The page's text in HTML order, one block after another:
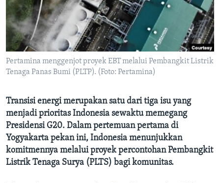
Pertamina menggenjot proyek EBT melalui Pembangkit Listrik
Tenaga Panas Bumi (PLTP). (Foto: Pertamina)
Transisi energi merupakan satu dari tiga isu yang
menjadi prioritas Indonesia sewaktu memegang
Presidensi G20. Dalam pertemuan pertama di
Yogyakarta pekan ini, Indonesia menunjukkan
komitmennya melalui proyek percontohan Pembangkit
Listrik Tenaga Surya (PLTS) bagi komunitas.